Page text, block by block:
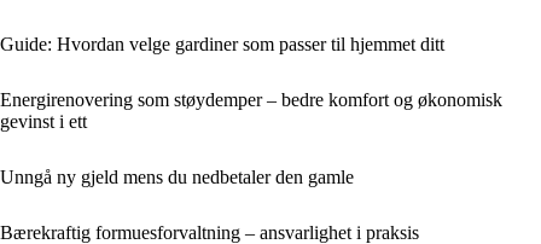
Guide: Hvordan velge gardiner som passer til hjemmet ditt
Energirenovering som støydemper – bedre komfort og økonomisk
gevinst i ett
Unngå ny gjeld mens du nedbetaler den gamle
Bærekraftig formuesforvaltning – ansvarlighet i praksis